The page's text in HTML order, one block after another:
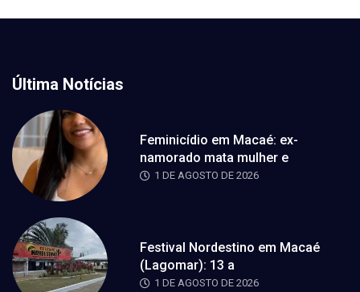
Última Notícias
Feminicídio em Macaé: ex-
namorado mata mulher e
1 DE AGOSTO DE 2026
Festival Nordestino em Macaé
(Lagomar): 13 a
1 DE AGOSTO DE 2026